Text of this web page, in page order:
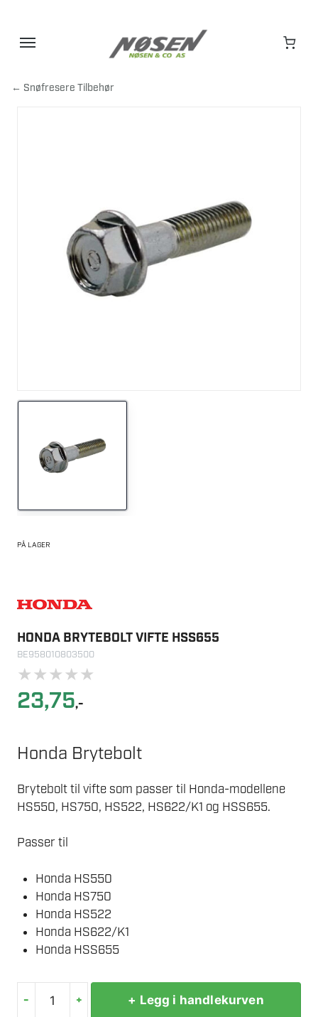
← Snøfresere Tilbehør
PÅ LAGER
HONDA BRYTEBOLT VIFTE HSS655
BE958010803500
★★★★★
23,75,-
Honda Brytebolt
Brytebolt til vifte som passer til Honda-modellene
HS550, HS750, HS522, HS622/K1 og HSS655.
Passer til
Honda HS550
Honda HS750
Honda HS522
Honda HS622/K1
Honda HSS655
- + + Legg i handlekurven